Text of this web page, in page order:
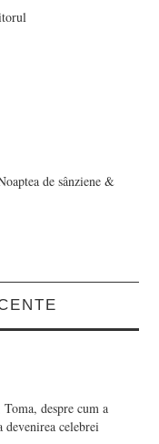
de sânziene &
despre cum a
celebrei